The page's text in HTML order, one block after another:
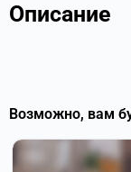
Описание
Возможно, вам